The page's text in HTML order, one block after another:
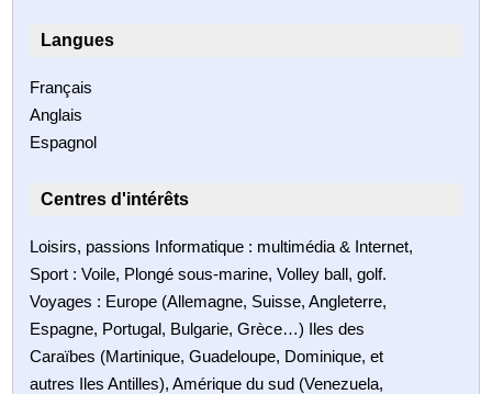
Langues
Français
Anglais
Espagnol
Centres d'intérêts
Loisirs, passions Informatique : multimédia & Internet,
Sport : Voile, Plongé sous-marine, Volley ball, golf.
Voyages : Europe (Allemagne, Suisse, Angleterre,
Espagne, Portugal, Bulgarie, Grèce…) Iles des
Caraïbes (Martinique, Guadeloupe, Dominique, et
autres Iles Antilles), Amérique du sud (Venezuela,